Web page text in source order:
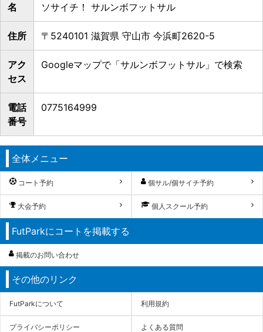
名
ソサイチ！ サルンボフットサル
住所 〒5240101 滋賀県 守山市 今浜町2620-5
アク
セス
Googleマップで「サルンボフットサル」で検索
電話
番号
0775164999
全体メニュー
コート予約 個サル/個サイチ予約
大会予約 個人スクール予約
FutParkにコートを掲載する
掲載のお問い合わせ
その他のリンク
FutParkについて 利用規約
プライバシーポリシー よくある質問